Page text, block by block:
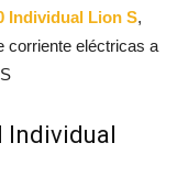
Individual Lion S,
corriente eléctricas a
Individual